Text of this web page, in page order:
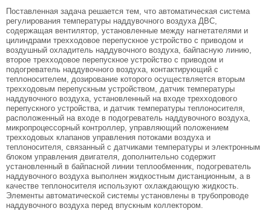
Поставленная задача решается тем, что автоматическая система
регулирования температуры наддувочного воздуха ДВС,
содержащая вентилятор, установленные между нагнетателями и
цилиндрами трехходовое перепускное устройство с приводом и
воздушный охладитель наддувочного воздуха, байпасную линию,
второе трехходовое перепускное устройство с приводом и
подогреватель наддувочного воздуха, контактирующий с
теплоносителем, дозирование которого осуществляется вторым
трехходовым перепускным устройством, датчик температуры
наддувочного воздуха, установленный на входе трехходового
перепускного устройства, и датчик температуры теплоносителя,
расположенный на входе в подогреватель наддувочного воздуха,
микропроцессорный контроллер, управляющий положением
трехходовых клапанов управления потоками воздуха и
теплоносителя, связанный с датчиками температуры и электронным
блоком управления двигателя, дополнительно содержит
установленный в байпасной линии теплообменник, подогреватель
наддувочного воздуха выполнен жидкостным дистанционным, а в
качестве теплоносителя используют охлаждающую жидкость.
Элементы автоматической системы установлены в трубопроводе
наддувочного воздуха перед впускным коллектором.